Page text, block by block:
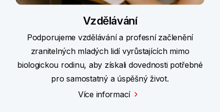
Vzdělávání
Podporujeme vzdělávání a profesní začlenění
zranitelných mladých lidí vyrůstajících mimo
biologickou rodinu, aby získali dovednosti potřebné
pro samostatný a úspěšný život.
Více informací